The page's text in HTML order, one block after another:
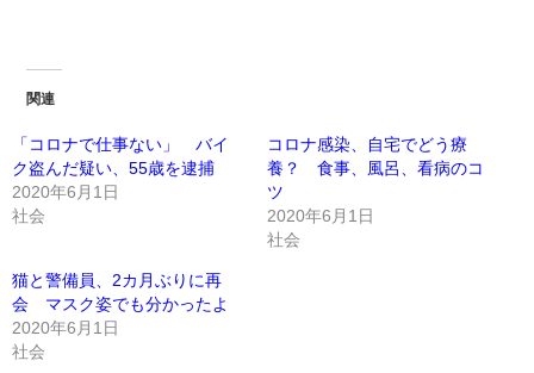
関連
「コロナで仕事ない」 バイ
ク盗んだ疑い、55歳を逮捕
2020年6月1日
社会
コロナ感染、自宅でどう療
養？ 食事、風呂、看病のコ
ツ
2020年6月1日
社会
猫と警備員、2カ月ぶりに再
会 マスク姿でも分かったよ
2020年6月1日
社会